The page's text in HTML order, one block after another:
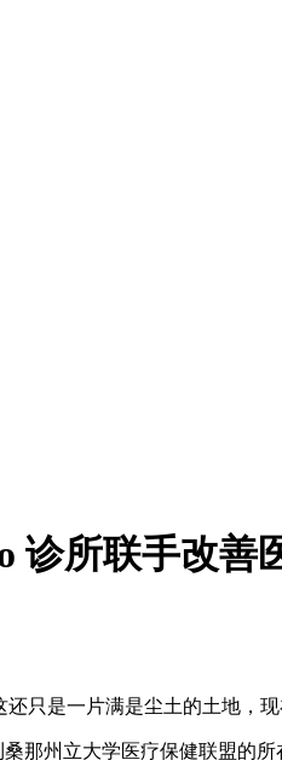
诊所联手改善
只是一片满是尘土的土地，
那州立大学医疗保健联盟的